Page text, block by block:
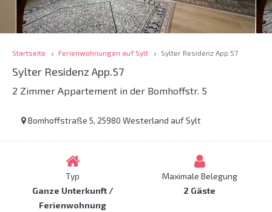
Startseite Ferienwohnungen auf Sylt Sylter Residenz App.57
Sylter Residenz App.57
2 Zimmer Appartement in der Bomhoffstr. 5
Bomhoffstraße 5, 25980 Westerland auf Sylt
Typ
Ganze Unterkunft /
Ferienwohnung
Maximale Belegung
2 Gäste